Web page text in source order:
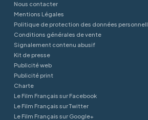
Nous contacter
Mentions Légales
Politique de protection des données
Conditions générales de vente
Signalement contenu abusif
Kit de presse
Publicité web
Publicité print
Charte
Le Film Français sur Facebook
Le Film Français sur Twitter
Le Film Français sur Google+